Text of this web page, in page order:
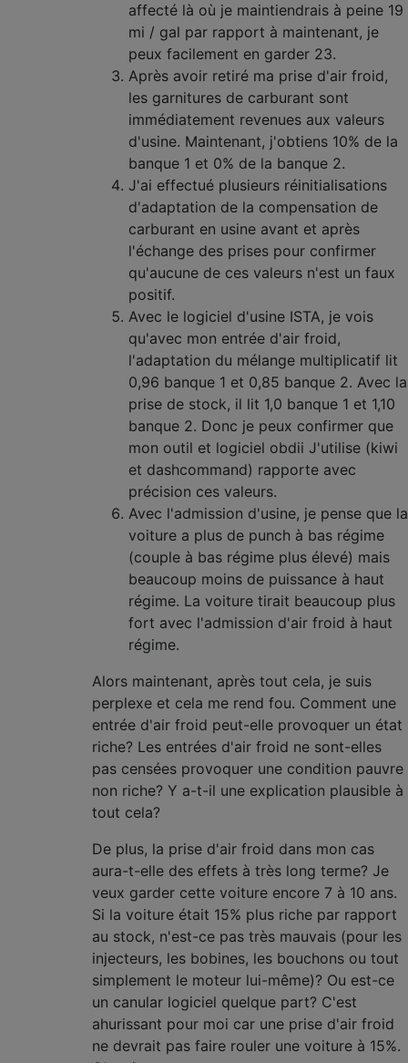
affecté là où je maintiendrais à peine 19
mi / gal par rapport à maintenant, je
peux facilement en garder 23.
Après avoir retiré ma prise d'air froid,
les garnitures de carburant sont
immédiatement revenues aux valeurs
d'usine. Maintenant, j'obtiens 10% de la
banque 1 et 0% de la banque 2.
J'ai effectué plusieurs réinitialisations
d'adaptation de la compensation de
carburant en usine avant et après
l'échange des prises pour confirmer
qu'aucune de ces valeurs n'est un faux
positif.
Avec le logiciel d'usine ISTA, je vois
qu'avec mon entrée d'air froid,
l'adaptation du mélange multiplicatif lit
0,96 banque 1 et 0,85 banque 2. Avec la
prise de stock, il lit 1,0 banque 1 et 1,10
banque 2. Donc je peux confirmer que
mon outil et logiciel obdii J'utilise (kiwi
et dashcommand) rapporte avec
précision ces valeurs.
Avec l'admission d'usine, je pense que la
voiture a plus de punch à bas régime
(couple à bas régime plus élevé) mais
beaucoup moins de puissance à haut
régime. La voiture tirait beaucoup plus
fort avec l'admission d'air froid à haut
régime.
Alors maintenant, après tout cela, je suis
perplexe et cela me rend fou. Comment une
entrée d'air froid peut-elle provoquer un état
riche? Les entrées d'air froid ne sont-elles
pas censées provoquer une condition pauvre
non riche? Y a-t-il une explication plausible à
tout cela?
De plus, la prise d'air froid dans mon cas
aura-t-elle des effets à très long terme? Je
veux garder cette voiture encore 7 à 10 ans.
Si la voiture était 15% plus riche par rapport
au stock, n'est-ce pas très mauvais (pour les
injecteurs, les bobines, les bouchons ou tout
simplement le moteur lui-même)? Ou est-ce
un canular logiciel quelque part? C'est
ahurissant pour moi car une prise d'air froid
ne devrait pas faire rouler une voiture à 15%.